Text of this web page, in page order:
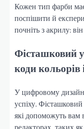
Кожен тип фарби
поспішити й
почніть з акрилу:
Фісташковий
коди кольорів
У цифровому
успіху. Фісташковий
які допоможуть вам